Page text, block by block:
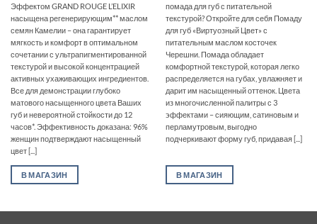
Эффектом GRAND ROUGE L’ELIXIR
насыщена регенерирующим** маслом
семян Камелии – она гарантирует
мягкость и комфорт в оптимальном
сочетании с ультрапигментированной
текстурой и высокой концентрацией
активных ухаживающих ингредиентов.
Все для демонстрации глубоко
матового насыщенного цвета Ваших
губ и невероятной стойкости до 12
часов*. Эффективность доказана: 96%
женщин подтверждают насыщенный
цвет [...]
В МАГАЗИН
помада для губ с питательной
текстурой? Откройте для себя Помаду
для губ «Виртуозный Цвет» с
питательным маслом косточек
Черешни. Помада обладает
комфортной текстурой, которая легко
распределяется на губах, увлажняет и
дарит им насыщенный оттенок. Цвета
из многочисленной палитры с 3
эффектами – сияющим, сатиновым и
перламутровым, выгодно
подчеркивают форму губ, придавая [...]
В МАГАЗИН